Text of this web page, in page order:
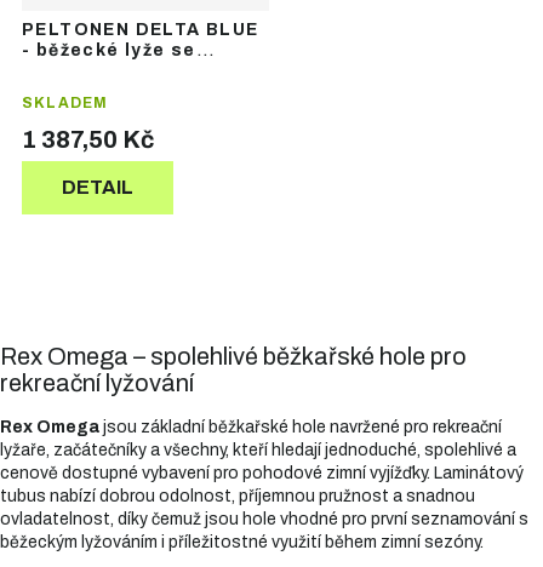
PELTONEN DELTA BLUE
- běžecké lyže se
SKLADEM
1 387,50 Kč
DETAIL
Rex Omega – spolehlivé běžkařské hole pro
rekreační lyžování
Rex Omega jsou základní běžkařské hole navržené pro rekreační
lyžaře, začátečníky a všechny, kteří hledají jednoduché, spolehlivé a
cenově dostupné vybavení pro pohodové zimní vyjížďky. Laminátový
tubus nabízí dobrou odolnost, příjemnou pružnost a snadnou
ovladatelnost, díky čemuž jsou hole vhodné pro první seznamování s
běžeckým lyžováním i příležitostné využití během zimní sezóny.